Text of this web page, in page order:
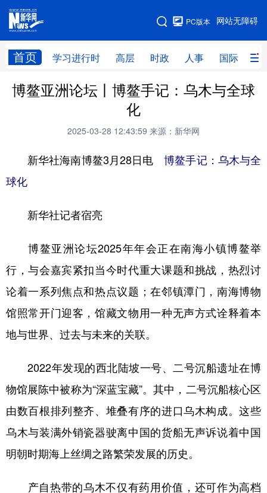
网站无障碍
PC版本
首页 学习进行时 高层 时政 人事 国际 财
网站地图
学习进行时 高层 时政 人事
科技 科创 量子 体育
访谈 视频
食品 人居 信息化 数字经济
学术中国 乡村振兴 银龄 溯源中国
城市 旅游 能源 会展
彩票 娱乐
公益 一带一路 亚太网 上市公司
文化产业
地方频道
北京 天津 河北
辽宁 吉林 上海 江苏
博鳌亚洲论坛丨博鳌手记：乌木与全球
化
2025-03-28 12:43:59 来源：新华网
新华社海南博鳌3月28日电博鳌手记：乌木与全
球化
新华社记者宿亮
博鳌亚洲论坛2025年年会正在南海小镇博鳌举
行，与会嘉宾紧扣当今时代重大课题和挑战，热烈讨
论着一系列焦点和热点议题；在邻镇潭门，南海博物
馆照常开门迎客，馆藏文物用一种无声方式诠释着本
地与世界、过去与未来的关联。
2022年发现的西北陆坡一号、二号沉船遗址在博
物馆展陈中被称为“深蓝宝藏”。其中，二号沉船核心区
由数百根排列整齐、堆叠有序的进口乌木构成。这些
乌木与装满外销瓷器驶离中国的货船无声诉说着中国
明朝时期海上丝绸之路繁荣发展的历史。
产自热带的乌木不仅有药用价值，还可作为高档